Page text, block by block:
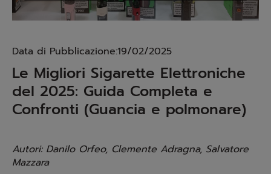
Data di Pubblicazione:19/02/2025
Le Migliori Sigarette Elettroniche
del 2025: Guida Completa e
Confronti (Guancia e polmonare)
Autori: Danilo Orfeo, Clemente Adragna, Salvatore
Mazzara